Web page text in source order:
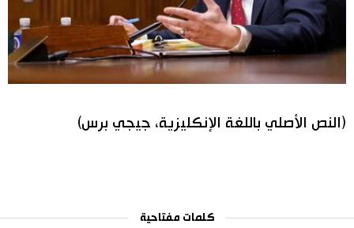
(النص الأصلي باللغة الإنكليزية، جيجي برس)
كلمات مفتاحية